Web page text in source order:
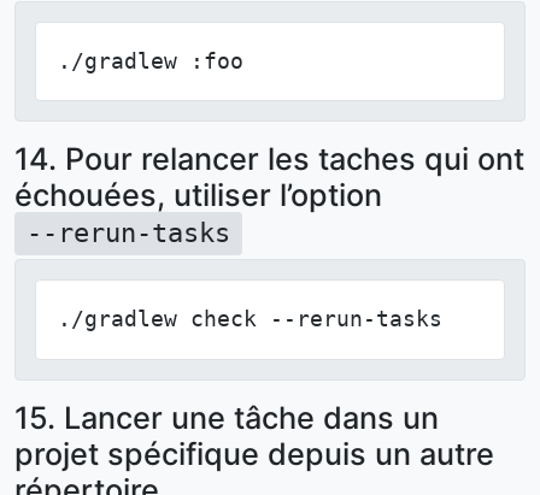
./gradlew :foo
14. Pour relancer les taches qui ont
échouées, utiliser l’option
--rerun-tasks
./gradlew check --rerun-tasks
15. Lancer une tâche dans un
projet spécifique depuis un autre